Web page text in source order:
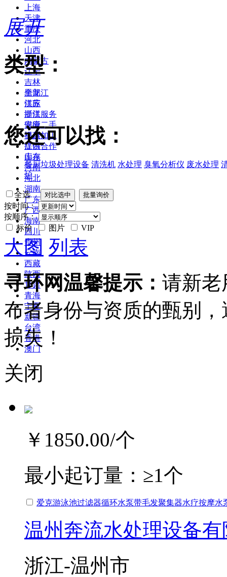
上海
天津
重庆
河北
山西
内蒙古
辽宁
吉林
黑龙江
江苏
浙江
安徽
福建
江西
山东
河南
湖北
湖南
广东
广西
海南
四川
贵州
云南
西藏
陕西
甘肃
青海
宁夏
新疆
台湾
香港
澳门
展开
类型：
全部
供应
提供服务
供应二手
提供加工
提供合作
库存
您还可以找：
餐厨垃圾处理设备 清洗机 水处理 臭氧分析仪 废水处理
炉
全选
按时间：
按顺序：
标价
图片 VIP
大图 列表
寻环网温馨提示： 请新老
布者身份与资质的甄别
损失！
关闭
￥1850.00/个
最小起订量： ≥1个
爱克游泳池过滤器循环水泵带毛发聚集器水疗按摩水
温州奔流水处理设备
浙江-温州市